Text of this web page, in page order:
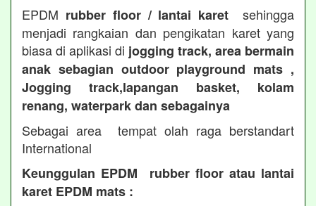
EPDM rubber floor / lantai karet sehingga
menjadi rangkaian dan pengikatan karet yang
biasa di aplikasi di jogging track, area bermain
anak sebagian outdoor playground mats ,
Jogging track,lapangan basket, kolam
renang, waterpark dan sebagainya
Sebagai area tempat olah raga berstandart
International
Keunggulan EPDM rubber floor atau lantai
karet EPDM mats :